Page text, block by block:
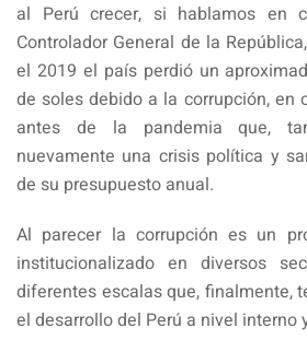
al Perú crecer, si hablamos en
Controlador General de la
el 2019 el país perdió un
de soles debido a la corrupción, en
antes de la pandemia que,
nuevamente una crisis política y
de su presupuesto anual.
Al parecer la corrupción es un
institucionalizado en diversos
diferentes escalas que, finalmente,
el desarrollo del Perú a nivel interno